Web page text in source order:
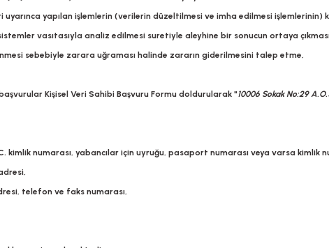
uyarınca yapılan işlemlerin (verilerin düzeltilmesi ve imha edilmesi işlemlerinin)
vasıtasıyla analiz edilmesi suretiyle aleyhine bir sonucun ortaya
sebebiyle zarara uğraması halinde zararın giderilmesini talep etme,
Kişisel Veri Sahibi Başvuru Formu doldurularak "10006 Sokak No:29
kimlik numarası, yabancılar için uyruğu, pasaport numarası veya varsa kimlik
telefon ve faks numarası,